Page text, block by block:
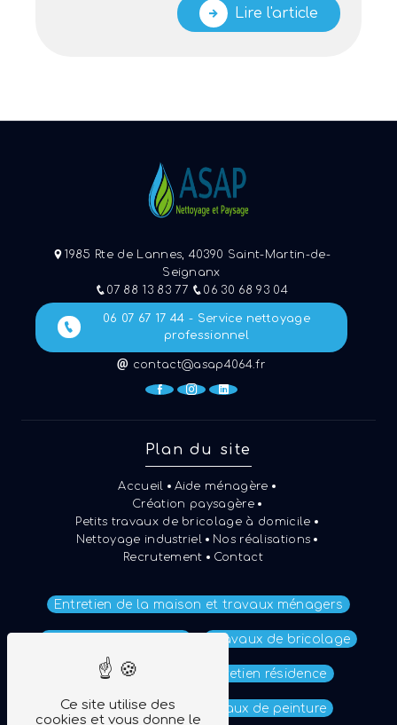
Lire l'article
1985 Rte de Lannes, 40390 Saint-Martin-de-
Seignanx
07 88 13 83 77
06 30 68 93 04
06 07 67 17 44 - Service nettoyage
professionnel
contact@asap4064.fr
Plan du site
Accueil
Aide ménagère
Création paysagère
Petits travaux de bricolage à domicile
Nettoyage industriel
Nos réalisations
Recrutement
Contact
Entretien de la maison et travaux ménagers
Travaux de bricolage
Soutien scolaire Entretien résidence
Aide à domicile Travaux de peinture
Ce site utilise des
cookies et vous donne le